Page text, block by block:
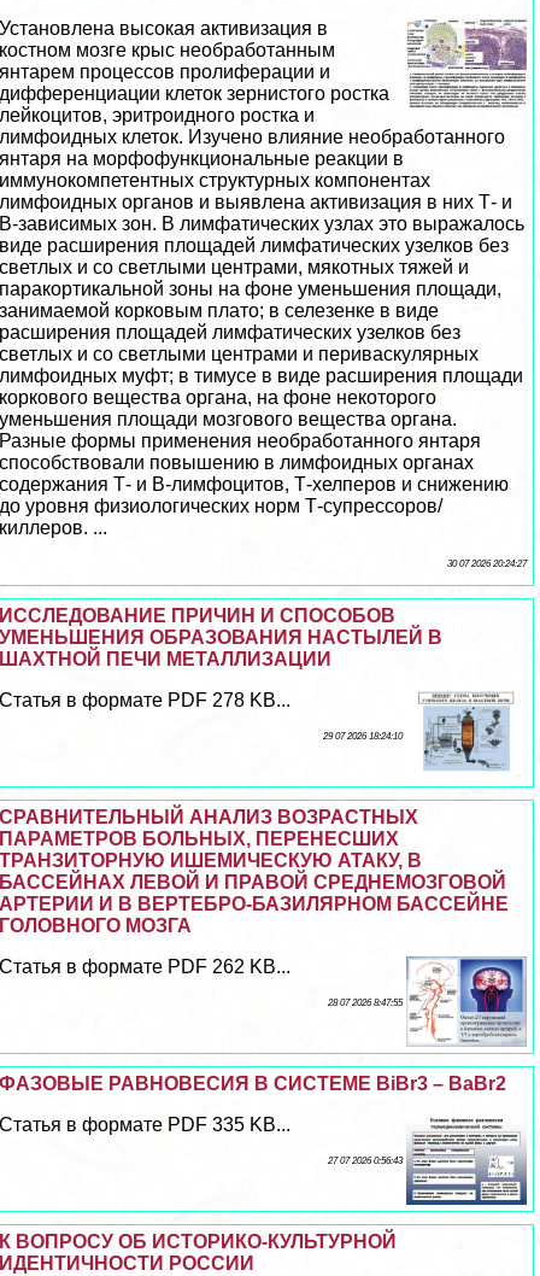
Установлена высокая активизация в
костном мозге крыс необработанным
янтарем процессов пролиферации и
дифференциации клеток зернистого ростка
лейкоцитов, эритроидного ростка и
лимфоидных клеток. Изучено влияние необработанного
янтаря на морфофункциональные реакции в
иммунокомпетентных структурных компонентах
лимфоидных органов и выявлена активизация в них Т- и
В-зависимых зон. В лимфатических узлах это выражалось
виде расширения площадей лимфатических узелков без
светлых и со светлыми центрами, мякотных тяжей и
паpaкортикальной зоны на фоне уменьшения площади,
занимаемой корковым плато; в селезенке в виде
расширения площадей лимфатических узелков без
светлых и со светлыми центрами и периваскулярных
лимфоидных муфт; в тимусе в виде расширения площади
коркового вещества органа, на фоне некоторого
уменьшения площади мозгового вещества органа.
Разные формы применения необработанного янтаря
способствовали повышению в лимфоидных органах
содержания Т- и В-лимфоцитов, Т-хелперов и снижению
до уровня физиологических норм Т-супрессоров/
киллеров. ...
30 07 2026 20:24:27
ИССЛЕДОВАНИЕ ПРИЧИН И СПОСОБОВ
УМЕНЬШЕНИЯ ОБРАЗОВАНИЯ НАСТЫЛЕЙ В
ШАХТНОЙ ПЕЧИ МЕТАЛЛИЗАЦИИ
Статья в формате PDF 278 KB...
29 07 2026 18:24:10
СРАВНИТЕЛЬНЫЙ АНАЛИЗ ВОЗРАСТНЫХ
ПАРАМЕТРОВ БОЛЬНЫХ, ПЕРЕНЕСШИХ
ТРАНЗИТОРНУЮ ИШЕМИЧЕСКУЮ АТАКУ, В
БАССЕЙНАХ ЛЕВОЙ И ПРАВОЙ СРЕДНЕМОЗГОВОЙ
АРТЕРИИ И В ВЕРТЕБРО-БАЗИЛЯРНОМ БАССЕЙНЕ
ГОЛОВНОГО МОЗГА
Статья в формате PDF 262 KB...
28 07 2026 8:47:55
ФАЗОВЫЕ РАВНОВЕСИЯ В СИСТЕМЕ BiBr3 – BaBr2
Статья в формате PDF 335 KB...
27 07 2026 0:56:43
К ВОПРОСУ ОБ ИСТОРИКО-КУЛЬТУРНОЙ
ИДЕНТИЧНОСТИ РОССИИ